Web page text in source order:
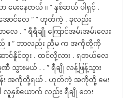
မေးနေတယ် ။ ” နှစ်ဆယ် ပါရှင့် .
အောင်လေ ” ” ဟုတ်ကဲ့ . ခုလည်း
လေ . ” ရီရီချို ကြောင်အမ်းအမ်းလေး
ည် ။ ” ဘာလည်း ညီမ က အကိုတို့ကို
ောင်နိူင်ဘူး . ထင်လို့လား . ရတယ်လေ
ားမယ် . . ” ရီချို လန့်ဖြန့်သွား
အုန်း အကိုတို့ရယ် . ဟုတ်ကဲ့ အကိုတို့ မေး
လူနှစ်ယောက် လည်း ရီချို ဘေး